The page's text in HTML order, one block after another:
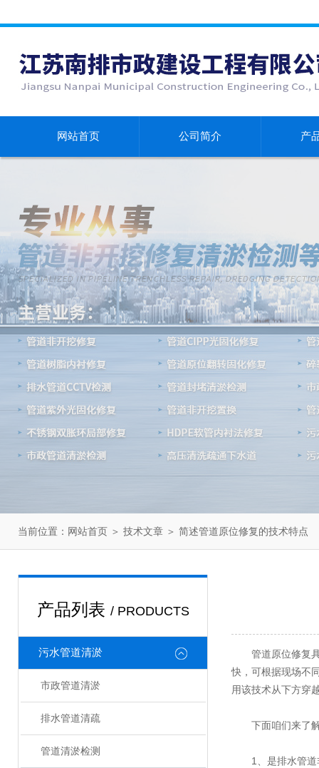
网站首页 公司简介 产
当前位置： 网站首页 ＞ 技术文章 ＞ 简述管道原位修复的技术特点
产品列表 / PRODUCTS
污水管道清淤
市政管道清淤
排水管道清疏
管道清淤检测
管道原位修复
快，可根据现场不
用该技术从下方穿
下面咱们来了解
1、是排水管道非